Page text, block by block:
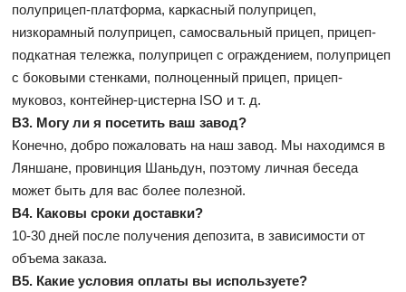
полуприцеп-платформа, каркасный полуприцеп,
низкорамный полуприцеп, самосвальный прицеп, прицеп-
подкатная тележка, полуприцеп с ограждением, полуприцеп
с боковыми стенками, полноценный прицеп, прицеп-
муковоз, контейнер-цистерна ISO и т. д.
В3. Могу ли я посетить ваш завод?
Конечно, добро пожаловать на наш завод. Мы находимся в
Ляншане, провинция Шаньдун, поэтому личная беседа
может быть для вас более полезной.
В4. Каковы сроки доставки?
10-30 дней после получения депозита, в зависимости от
объема заказа.
В5. Какие условия оплаты вы используете?